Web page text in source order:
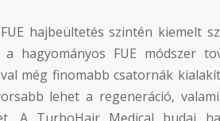
hajbeültetés szintén kiemelt
a hagyományos FUE módszer
még finomabb csatornák
lehet a regeneráció,